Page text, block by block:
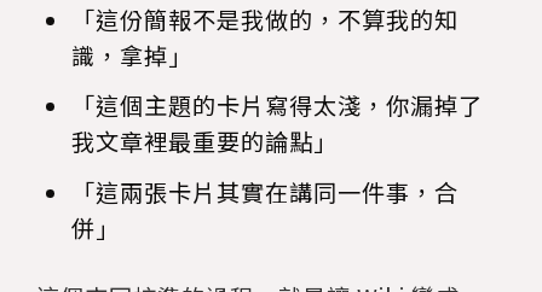
「這份簡報不是我做的，不算我的知
識，拿掉」
「這個主題的卡片寫得太淺，你漏掉了
我文章裡最重要的論點」
「這兩張卡片其實在講同一件事，合
併」